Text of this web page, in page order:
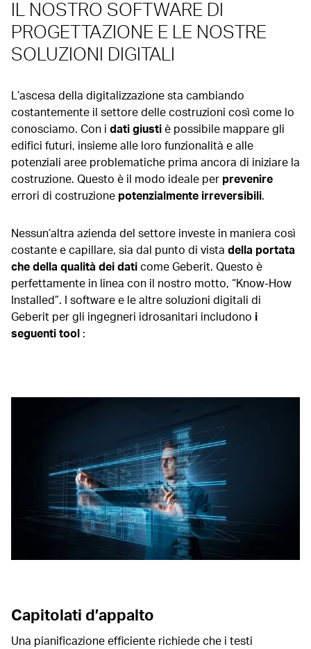
IL NOSTRO SOFTWARE DI
PROGETTAZIONE E LE NOSTRE
SOLUZIONI DIGITALI
L’ascesa della digitalizzazione sta cambiando
costantemente il settore delle costruzioni così come lo
conosciamo. Con i dati giustiè possibile mappare gli
edifici futuri, insieme alle loro funzionalità e alle
potenziali aree problematiche prima ancora di iniziare la
costruzione. Questo è il modo ideale per prevenire
errori di costruzione potenzialmente irreversibili.
Nessun’altra azienda del settore investe in maniera così
costante e capillare, sia dal punto di vista della portata
che della qualità dei daticome Geberit. Questo è
perfettamente in linea con il nostro motto, “Know-How
Installed”. I software e le altre soluzioni digitali di
Geberit per gli ingegneri idrosanitari includono i
seguenti tool :
Capitolati d’appalto
Una pianificazione efficiente richiede che i testi